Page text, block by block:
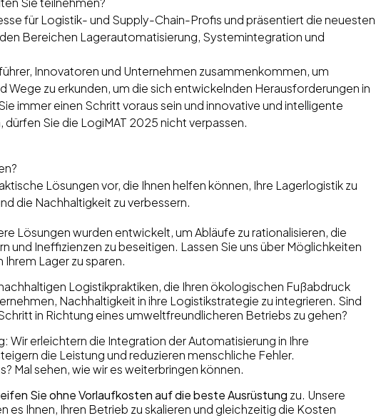
für Logistik- und Supply-Chain-Profis und präsentiert die neuesten
Bereichen Lagerautomatisierung, Systemintegration und
Innovatoren und Unternehmen zusammenkommen, um
Wege zu erkunden, um die sich entwickelnden Herausforderungen in
immer einen Schritt voraus sein und innovative und intelligente
Sie die LogiMAT 2025 nicht verpassen.
Lösungen vor, die Ihnen helfen können, Ihre Lagerlogistik zu
die Nachhaltigkeit zu verbessern.
Lösungen wurden entwickelt, um Abläufe zu rationalisieren, die
und Ineffizienzen zu beseitigen. Lassen Sie uns über Möglichkeiten
Lager zu sparen.
Logistikpraktiken, die Ihren ökologischen Fußabdruck
Nachhaltigkeit in ihre Logistikstrategie zu integrieren. Sind
in Richtung eines umweltfreundlicheren Betriebs zu gehen?
: Wir erleichtern die Integration der Automatisierung in Ihre
die Leistung und reduzieren menschliche Fehler.
Mal sehen, wie wir es weiterbringen können.
Sie ohne Vorlaufkosten auf die beste Ausrüstung zu. Unsere
es Ihnen, Ihren Betrieb zu skalieren und gleichzeitig die Kosten